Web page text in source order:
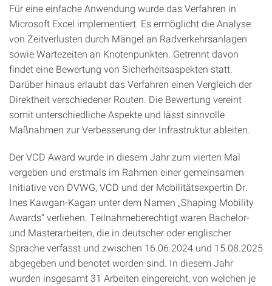
Für eine einfache Anwendung wurde das Verfahren in
Microsoft Excel implementiert. Es ermöglicht die Analyse
von Zeitverlusten durch Mängel an Radverkehrsanlagen
sowie Wartezeiten an Knotenpunkten. Getrennt davon
findet eine Bewertung von Sicherheitsaspekten statt.
Darüber hinaus erlaubt das Verfahren einen Vergleich der
Direktheit verschiedener Routen. Die Bewertung vereint
somit unterschiedliche Aspekte und lässt sinnvolle
Maßnahmen zur Verbesserung der Infrastruktur ableiten.
Der VCD Award wurde in diesem Jahr zum vierten Mal
vergeben und erstmals im Rahmen einer gemeinsamen
Initiative von DVWG, VCD und der Mobilitätsexpertin Dr.
Ines Kawgan-Kagan unter dem Namen „Shaping Mobility
Awards“ verliehen. Teilnahmeberechtigt waren Bachelor-
und Masterarbeiten, die in deutscher oder englischer
Sprache verfasst und zwischen 16.06.2024 und 15.08.2025
abgegeben und benotet worden sind. In diesem Jahr
wurden insgesamt 31 Arbeiten eingereicht, von welchen je